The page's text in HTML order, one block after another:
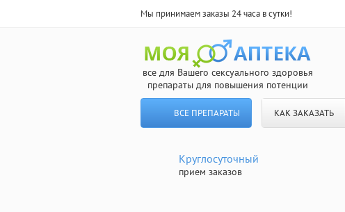
Мы принимаем заказы 24 часа в сутки!
все для Вашего сексуального здоровья
препараты для повышения потенции
ВСЕ ПРЕПАРАТЫ КАК ЗАКАЗАТЬ
Круглосуточный
прием заказов